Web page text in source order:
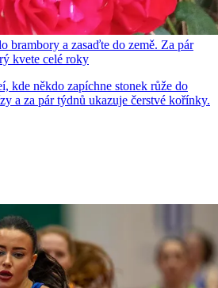
brambory a zasaďte do země. Za pár
kvete celé roky
kde někdo zapíchne stonek růže do
a za pár týdnů ukazuje čerstvé kořínky.